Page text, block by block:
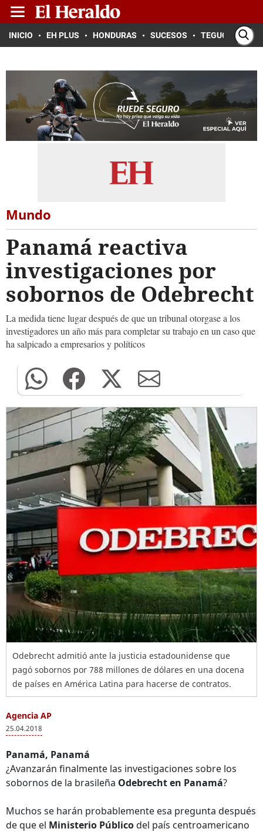
INICIO EH PLUS HONDURAS SUCESOS TEGUCIGALPA
Mundo
Panamá reactiva
investigaciones por
sobornos de Odebrecht
La medida tiene lugar después de que un tribunal otorgase a los
investigadores un año más para completar su trabajo en un caso que
ha salpicado a empresarios y políticos
Odebrecht admitió ante la justicia estadounidense que
pagó sobornos por 788 millones de dólares en una docena
de países en América Latina para hacerse de contratos.
Agencia AP
25.04.2018
Panamá, Panamá
¿Avanzarán finalmente las investigaciones sobre los
sobornos de la brasileña Odebrecht en Panamá?
Muchos se harán probablemente esa pregunta después
de que el Ministerio Públicodel país centroamericano